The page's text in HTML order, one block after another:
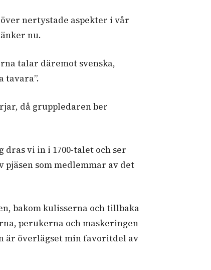
nertystade aspekter i vår
nu.
talar däremot svenska,
tavara”.
då gruppledaren ber
vi in i 1700-talet och ser
som medlemmar av det
bakom kulisserna och tillbaka
perukerna och maskeringen
är överlägset min favoritdel av